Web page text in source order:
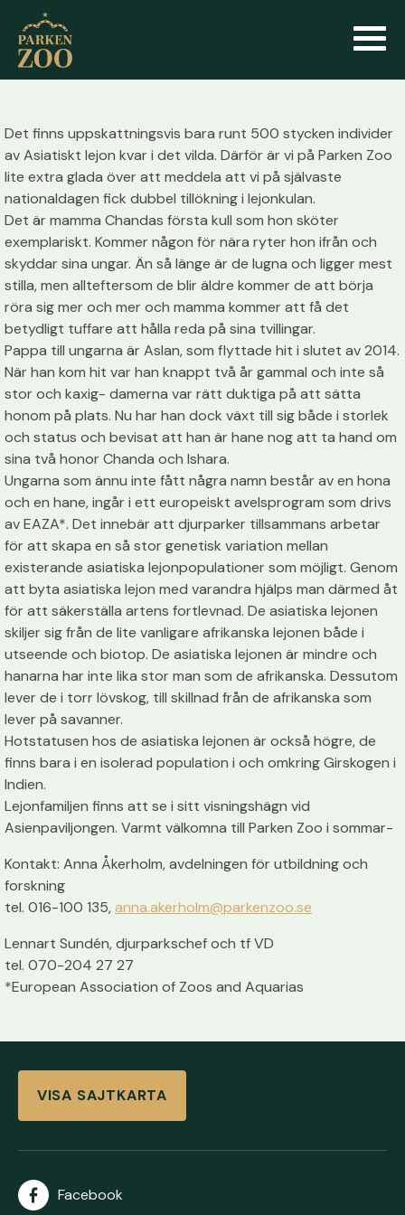
Det finns uppskattningsvis bara runt 500 stycken individer
av Asiatiskt lejon kvar i det vilda. Därför är vi på Parken Zoo
lite extra glada över att meddela att vi på självaste
nationaldagen fick dubbel tillökning i lejonkulan.
Det är mamma Chandas första kull som hon sköter
exemplariskt. Kommer någon för nära ryter hon ifrån och
skyddar sina ungar. Än så länge är de lugna och ligger mest
stilla, men allteftersom de blir äldre kommer de att börja
röra sig mer och mer och mamma kommer att få det
betydligt tuffare att hålla reda på sina tvillingar.
Pappa till ungarna är Aslan, som flyttade hit i slutet av 2014.
När han kom hit var han knappt två år gammal och inte så
stor och kaxig- damerna var rätt duktiga på att sätta
honom på plats. Nu har han dock växt till sig både i storlek
och status och bevisat att han är hane nog att ta hand om
sina två honor Chanda och Ishara.
Ungarna som ännu inte fått några namn består av en hona
och en hane, ingår i ett europeiskt avelsprogram som drivs
av EAZA*. Det innebär att djurparker tillsammans arbetar
för att skapa en så stor genetisk variation mellan
existerande asiatiska lejonpopulationer som möjligt. Genom
att byta asiatiska lejon med varandra hjälps man därmed åt
för att säkerställa artens fortlevnad. De asiatiska lejonen
skiljer sig från de lite vanligare afrikanska lejonen både i
utseende och biotop. De asiatiska lejonen är mindre och
hanarna har inte lika stor man som de afrikanska. Dessutom
lever de i torr lövskog, till skillnad från de afrikanska som
lever på savanner.
Hotstatusen hos de asiatiska lejonen är också högre, de
finns bara i en isolerad population i och omkring Girskogen i
Indien.
Lejonfamiljen finns att se i sitt visningshägn vid
Asienpaviljongen. Varmt välkomna till Parken Zoo i sommar-
Kontakt: Anna Åkerholm, avdelningen för utbildning och
forskning
tel. 016-100 135,anna.akerholm@parkenzoo.se
Lennart Sundén, djurparkschef och tf VD
tel. 070-204 27 27
*European Association of Zoos and Aquarias
VISA SAJTKARTA
Facebook